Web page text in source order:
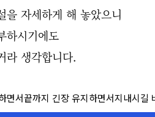
을 자세하게 해 놓았으니
하시기에도
라 생각합니다.
면서끝까지 긴장 유지하면서지내시길